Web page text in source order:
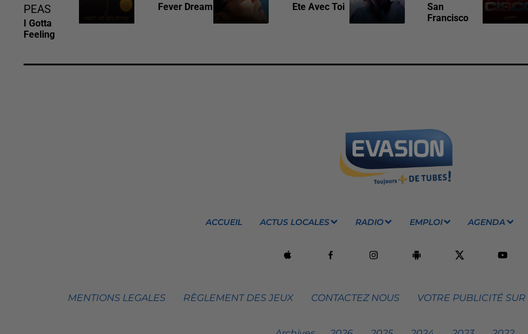
PEAS
I Gotta
Feeling
Fever Dream Ete Avec Toi
San
Francisco
ACCUEIL ACTUS LOCALES RADIO EMPLOI AGENDA
MENTIONS LEGALES RÈGLEMENT DES JEUX CONTACTEZ NOUS VOTRE PUBLICITÉ